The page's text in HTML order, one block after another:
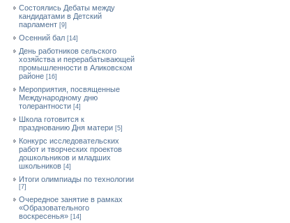
Состоялись Дебаты между
кандидатами в Детский
парламент [9]
Осенний бал [14]
День работников сельского
хозяйства и перерабатывающей
промышленности в Аликовском
районе [16]
Мероприятия, посвященные
Международному дню
толерантности [4]
Школа готовится к
празднованию Дня матери [5]
Конкурс исследовательских
работ и творческих проектов
дошкольников и младших
школьников [4]
Итоги олимпиады по технологии
[7]
Очередное занятие в рамках
«Образовательного
воскресенья» [14]